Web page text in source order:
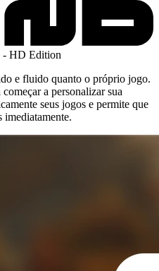
- HD Edition
e fluido quanto o próprio jogo.
começar a personalizar sua
seus jogos e permite que
imediatamente.